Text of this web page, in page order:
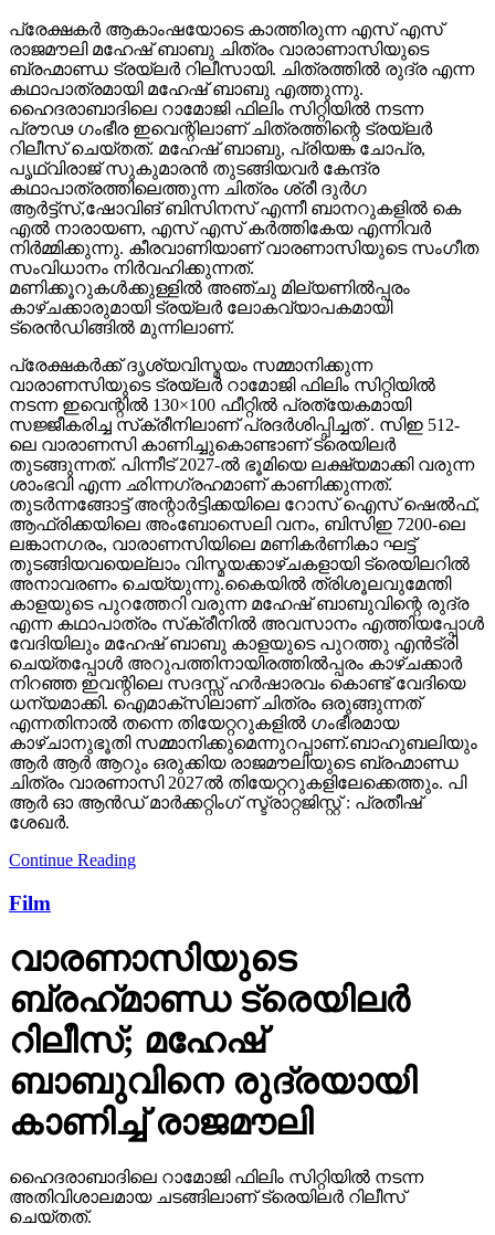
പ്രേക്ഷകർ ആകാംഷയോടെ കാത്തിരുന്ന എസ് എസ്
രാജമൗലി മഹേഷ് ബാബു ചിത്രം വാരാണാസിയുടെ
ബ്രഹ്മാണ്ഡ ട്രയ്ലർ റിലീസായി. ചിത്രത്തിൽ രുദ്ര എന്ന
കഥാപാത്രമായി മഹേഷ് ബാബു എത്തുന്നു.
ഹൈദരാബാദിലെ റാമോജി ഫിലിം സിറ്റിയിൽ നടന്ന
പ്രൗഢ ഗംഭീര ഇവെന്റിലാണ് ചിത്രത്തിന്റെ ട്രയ്ലർ
റിലീസ് ചെയ്തത്. മഹേഷ് ബാബു, പ്രിയങ്ക ചോപ്ര,
പൃഥ്വിരാജ് സുകുമാരൻ തുടങ്ങിയവർ കേന്ദ്ര
കഥാപാത്രത്തിലെത്തുന്ന ചിത്രം ശ്രീ ദുർഗ
ആർട്ട്സ്,ഷോവിങ് ബിസിനസ് എന്നീ ബാനറുകളിൽ കെ
എൽ നാരായണ, എസ് എസ് കർത്തികേയ എന്നിവർ
നിർമ്മിക്കുന്നു. കീരവാണിയാണ് വാരണാസിയുടെ സംഗീത
സംവിധാനം നിർവഹിക്കുന്നത്.
മണിക്കൂറുകൾക്കുള്ളിൽ അഞ്ചു മില്യണിൽപ്പരം
കാഴ്ചക്കാരുമായി ട്രയ്ലർ ലോകവ്യാപകമായി
ട്രെൻഡിങ്ങിൽ മുന്നിലാണ്.
പ്രേക്ഷകർക്ക് ദൃശ്യവിസ്മയം സമ്മാനിക്കുന്ന
വാരാണസിയുടെ ട്രയ്ലർ റാമോജി ഫിലിം സിറ്റിയിൽ
നടന്ന ഇവെന്റിൽ 130×100 ഫീറ്റിൽ പ്രത്യേകമായി
സജ്ജീകരിച്ച സ്‌ക്രീനിലാണ് പ്രദർശിപ്പിച്ചത് . സിഇ 512-
ലെ വാരാണസി കാണിച്ചുകൊണ്ടാണ് ട്രെയിലര്‍
തുടങ്ങുന്നത്. പിന്നീട് 2027-ല്‍ ഭൂമിയെ ലക്ഷ്യമാക്കി വരുന്ന
ശാംഭവി എന്ന ഛിന്നഗ്രഹമാണ് കാണിക്കുന്നത്.
തുടര്‍ന്നങ്ങോട്ട് അന്റാര്‍ട്ടിക്കയിലെ റോസ് ഐസ് ഷെല്‍ഫ്,
ആഫ്രിക്കയിലെ അംബോസെലി വനം, ബിസിഇ 7200-ലെ
ലങ്കാനഗരം, വാരാണസിയിലെ മണികര്‍ണികാ ഘട്ട്
തുടങ്ങിയവയെല്ലാം വിസ്മയക്കാഴ്ചകളായി ട്രെയിലറില്‍
അനാവരണം ചെയ്യുന്നു.കൈയില്‍ ത്രിശൂലവുമേന്തി
കാളയുടെ പുറത്തേറി വരുന്ന മഹേഷ് ബാബുവിന്റെ രുദ്ര
എന്ന കഥാപാത്രം സ്‌ക്രീനിൽ അവസാനം എത്തിയപ്പോൾ
വേദിയിലും മഹേഷ് ബാബു കാളയുടെ പുറത്തു എൻട്രി
ചെയ്തപ്പോൾ അറുപത്തിനായിരത്തിൽപ്പരം കാഴ്ചക്കാർ
നിറഞ്ഞ ഇവന്റിലെ സദസ്സ് ഹർഷാരവം കൊണ്ട് വേദിയെ
ധന്യമാക്കി. ഐമാക്‌സിലാണ് ചിത്രം ഒരുങ്ങുന്നത്
എന്നതിനാല്‍ തന്നെ തിയേറ്ററുകളില്‍ ഗംഭീരമായ
കാഴ്ചാനുഭൂതി സമ്മാനിക്കുമെന്നുറപ്പാണ്.ബാഹുബലിയും
ആർ ആർ ആറും ഒരുക്കിയ രാജമൗലിയുടെ ബ്രഹ്മാണ്ഡ
ചിത്രം വാരണാസി 2027ൽ തിയേറ്ററുകളിലേക്കെത്തും. പി
ആർ ഓ ആൻഡ് മാർക്കറ്റിംഗ് സ്ട്രാറ്റജിസ്റ്റ് : പ്രതീഷ്
ശേഖർ.
Continue Reading
Film
വാരണാസിയുടെ
ബ്രഹ്‌മാണ്ഡ ട്രെയിലര്‍
റിലീസ്; മഹേഷ്
ബാബുവിനെ രുദ്രയായി
കാണിച്ച് രാജമൗലി
ഹൈദരാബാദിലെ റാമോജി ഫിലിം സിറ്റിയില്‍ നടന്ന
അതിവിശാലമായ ചടങ്ങിലാണ് ട്രെയിലര്‍ റിലീസ്
ചെയ്തത്.